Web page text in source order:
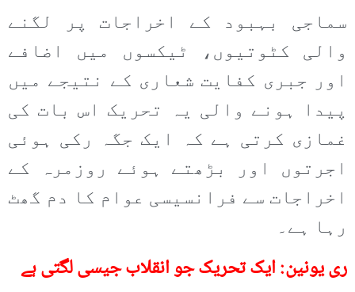
سماجی بہبود کے اخراجات پر لگنے
والی کٹوتیوں، ٹیکسوں میں اضافے
اور جبری کفایت شعاری کے نتیجے میں
پیدا ہونے والی یہ تحریک اس بات کی
غمازی کرتی ہے کہ ایک جگہ رکی ہوئی
اجرتوں اور بڑھتے ہوئے روزمرہ کے
اخراجات سے فرانسیسی عوام کا دم گھٹ
رہا ہے۔
ری یونین: ایک تحریک جو انقلاب جیسی لگتی ہے